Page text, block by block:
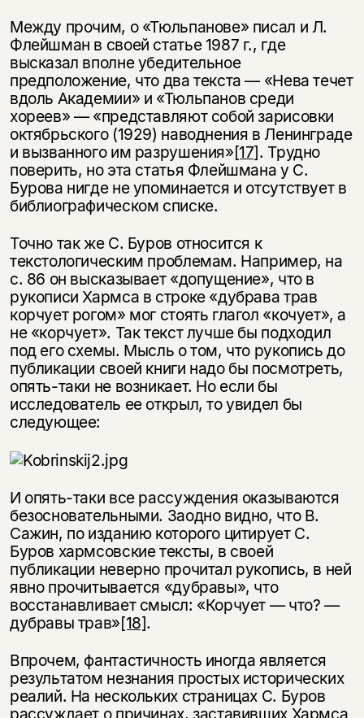
Между прочим, о «Тюльпанове» писал и Л.
Флейшман в своей статье 1987 г., где
высказал вполне убедительное
предположение, что два текста — «Нева течет
вдоль Академии» и «Тюльпанов среди
хореев» — «представляют собой зарисовки
октябрьского (1929) наводнения в Ленинграде
и вызванного им разрушения»[17]. Трудно
поверить, но эта статья Флейшмана у С.
Бурова нигде не упоминается и отсутствует в
библиографическом списке.
Точно так же С. Буров относится к
текстологическим проблемам. Например, на
с. 86 он высказывает «допущение», что в
рукописи Хармса в строке «дубрава трав
корчует рогом» мог стоять глагол «кочует», а
не «корчует». Так текст лучше бы подходил
под его схемы. Мысль о том, что рукопись до
публикации своей книги надо бы посмотреть,
опять-таки не возникает. Но если бы
исследователь ее открыл, то увидел бы
следующее:
И опять-таки все рассуждения оказываются
безосновательными. Заодно видно, что В.
Сажин, по изданию которого цитирует С.
Буров хармсовские тексты, в своей
публикации неверно прочитал рукопись, в ней
явно прочитывается «дубравы», что
восстанавливает смысл: «Корчует — что? —
дубравы трав»[18].
Впрочем, фантастичность иногда является
результатом незнания простых исторических
реалий. На нескольких страницах С. Буров
рассуждает о причинах, заставивших Хармса